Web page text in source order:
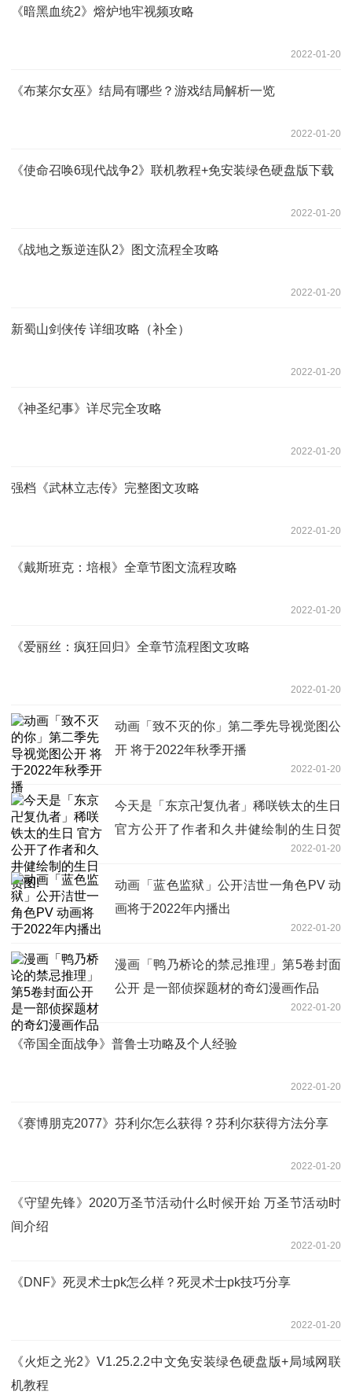
《暗黑血统2》熔炉地牢视频攻略
2022-01-20
《布莱尔女巫》结局有哪些？游戏结局解析一览
2022-01-20
《使命召唤6现代战争2》联机教程+免安装绿色硬盘版下载
2022-01-20
《战地之叛逆连队2》图文流程全攻略
2022-01-20
新蜀山剑侠传 详细攻略（补全）
2022-01-20
《神圣纪事》详尽完全攻略
2022-01-20
强档《武林立志传》完整图文攻略
2022-01-20
《戴斯班克：培根》全章节图文流程攻略
2022-01-20
《爱丽丝：疯狂回归》全章节流程图文攻略
2022-01-20
动画「致不灭的你」第二季先导视觉图公
开 将于2022年秋季开播
2022-01-20
今天是「东京卍复仇者」稀咲铁太的生日
官方公开了作者和久井健绘制的生日贺
2022-01-20
动画「蓝色监狱」公开洁世一角色PV 动
画将于2022年内播出
2022-01-20
漫画「鸭乃桥论的禁忌推理」第5卷封面
公开 是一部侦探题材的奇幻漫画作品
2022-01-20
《帝国全面战争》普鲁士功略及个人经验
2022-01-20
《赛博朋克2077》芬利尔怎么获得？芬利尔获得方法分享
2022-01-20
《守望先锋》2020万圣节活动什么时候开始 万圣节活动时
间介绍
2022-01-20
《DNF》死灵术士pk怎么样？死灵术士pk技巧分享
2022-01-20
《火炬之光2》V1.25.2.2中文免安装绿色硬盘版+局域网联
机教程